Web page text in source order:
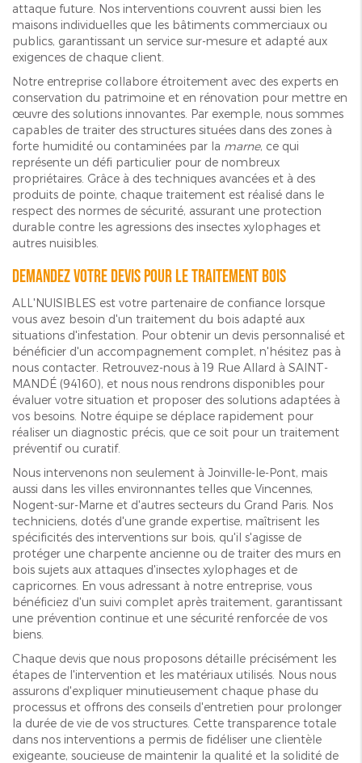
attaque future. Nos interventions couvrent aussi bien les
maisons individuelles que les bâtiments commerciaux ou
publics, garantissant un service sur-mesure et adapté aux
exigences de chaque client.
Notre entreprise collabore étroitement avec des experts en
conservation du patrimoine et en rénovation pour mettre en
œuvre des solutions innovantes. Par exemple, nous sommes
capables de traiter des structures situées dans des zones à
forte humidité ou contaminées par la marne, ce qui
représente un défi particulier pour de nombreux
propriétaires. Grâce à des techniques avancées et à des
produits de pointe, chaque traitement est réalisé dans le
respect des normes de sécurité, assurant une protection
durable contre les agressions des insectes xylophages et
autres nuisibles.
Demandez votre devis pour le traitement bois
ALL'NUISIBLES est votre partenaire de confiance lorsque
vous avez besoin d'un traitement du bois adapté aux
situations d'infestation. Pour obtenir un devis personnalisé et
bénéficier d'un accompagnement complet, n'hésitez pas à
nous contacter. Retrouvez-nous à 19 Rue Allard à SAINT-
MANDÉ (94160), et nous nous rendrons disponibles pour
évaluer votre situation et proposer des solutions adaptées à
vos besoins. Notre équipe se déplace rapidement pour
réaliser un diagnostic précis, que ce soit pour un traitement
préventif ou curatif.
Nous intervenons non seulement à Joinville-le-Pont, mais
aussi dans les villes environnantes telles que Vincennes,
Nogent-sur-Marne et d'autres secteurs du Grand Paris. Nos
techniciens, dotés d'une grande expertise, maîtrisent les
spécificités des interventions sur bois, qu'il s'agisse de
protéger une charpente ancienne ou de traiter des murs en
bois sujets aux attaques d'insectes xylophages et de
capricornes. En vous adressant à notre entreprise, vous
bénéficiez d'un suivi complet après traitement, garantissant
une prévention continue et une sécurité renforcée de vos
biens.
Chaque devis que nous proposons détaille précisément les
étapes de l'intervention et les matériaux utilisés. Nous nous
assurons d'expliquer minutieusement chaque phase du
processus et offrons des conseils d'entretien pour prolonger
la durée de vie de vos structures. Cette transparence totale
dans nos interventions a permis de fidéliser une clientèle
exigeante, soucieuse de maintenir la qualité et la solidité de